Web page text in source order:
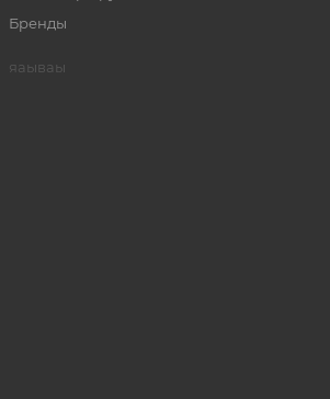
Бренды
яаываы